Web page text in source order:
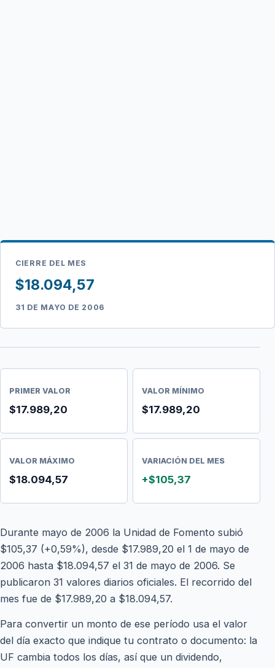
CIERRE DEL MES
$18.094,57
31 DE MAYO DE 2006
PRIMER VALOR
$17.989,20
VALOR MÍNIMO
$17.989,20
VALOR MÁXIMO
$18.094,57
VARIACIÓN DEL MES
+$105,37
Durante mayo de 2006 la Unidad de Fomento subió
$105,37 (+0,59%), desde $17.989,20 el 1 de mayo de
2006 hasta $18.094,57 el 31 de mayo de 2006. Se
publicaron 31 valores diarios oficiales. El recorrido del
mes fue de $17.989,20 a $18.094,57.
Para convertir un monto de ese período usa el valor
del día exacto que indique tu contrato o documento: la
UF cambia todos los días, así que un dividendo,